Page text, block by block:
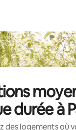
durée à
des logements où